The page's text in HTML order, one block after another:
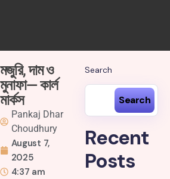
মজুরি, দাম ও
মুনাফা— কার্ল
মার্কস
Pankaj Dhar
Choudhury
August 7,
2025
4:37 am
Search
Search
Recent
Posts